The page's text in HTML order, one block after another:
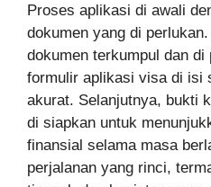
Proses aplikasi di awali
dokumen yang di
dokumen terkumpul dan
formulir aplikasi visa di isi
akurat. Selanjutnya, bukti
di siapkan untuk
finansial selama masa
perjalanan yang rinci,